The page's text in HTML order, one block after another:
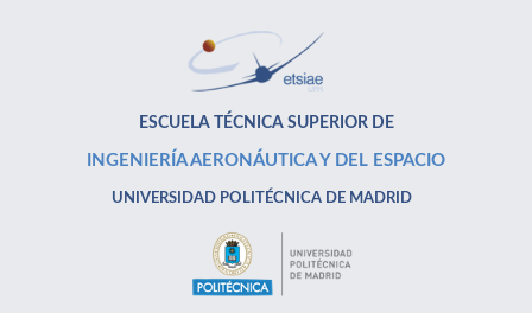
ESCUELA TÉCNICA SUPERIOR DE
INGENIERÍA AERONÁUTICA Y DEL ESPACIO
UNIVERSIDAD POLITÉCNICA DE MADRID